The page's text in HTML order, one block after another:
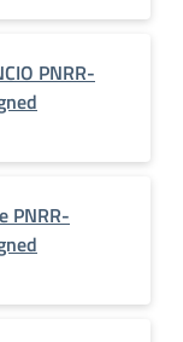
PNRR-
PNRR-